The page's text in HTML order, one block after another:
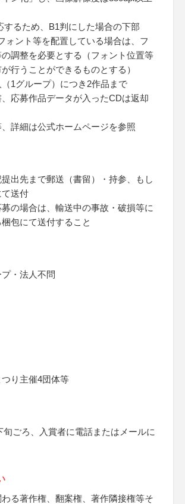
るため、B1判にした場合の下部
ォント等を配置している場合は、フ
の調整を必要とする（フォント位置等
行うことができるものとする）
1グループ）につき2作品まで
応募作品データが入ったCDは返却
詳細は公式ホームページを参照
出先まで郵送（書留）・持参、もし
て送付
の場合は、輸送中の事故・破損等に
包にて送付すること
・法人不問
り主催4団体等
旬ごろ、入賞者に電話またはメールに
る著作権、翻案権、著作隣接権等そ